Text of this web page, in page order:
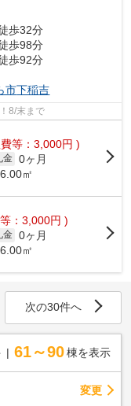
歩32分
歩98分
歩92分
市下稲吉
8/末まで
等：3,000円 )
金 0ヶ月
㎡
：3,000円 )
金 0ヶ月
㎡
次の30件へ
61～90 棟を表示
変更